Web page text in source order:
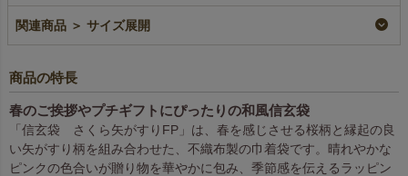
関連商品 ＞ サイズ展開
商品の特長
春のご挨拶やプチギフトにぴったりの和風信玄袋
「信玄袋 さくら矢がすりFP」は、春を感じさせる桜柄と縁起の良
い矢がすり柄を組み合わせた、不織布製の巾着袋です。晴れやかな
ピンクの色合いが贈り物を華やかに包み、季節感を伝えるラッピン